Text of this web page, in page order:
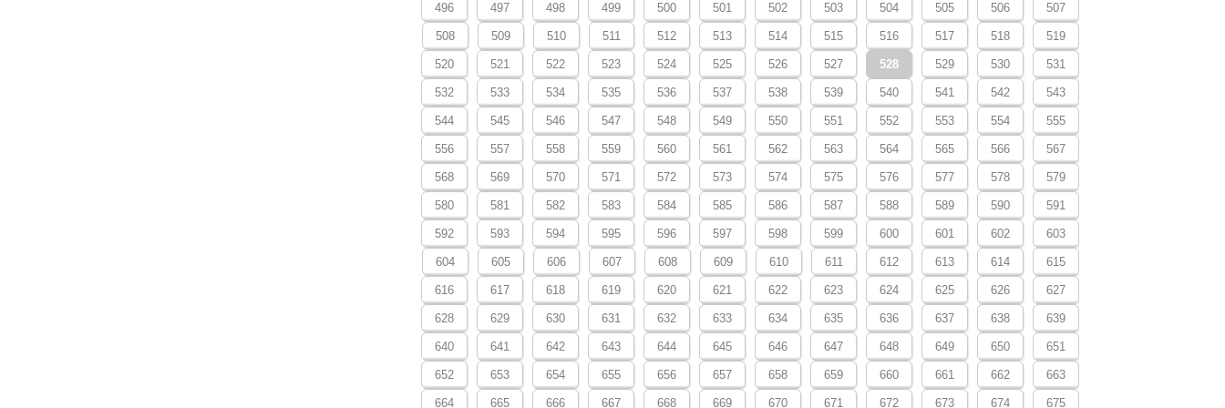
496 497 498 499 500 501 502 503 504 505 506 507
508 509 510 511 512 513 514 515 516 517 518 519
520 521 522 523 524 525 526 527 528 529 530 531
532 533 534 535 536 537 538 539 540 541 542 543
544 545 546 547 548 549 550 551 552 553 554 555
556 557 558 559 560 561 562 563 564 565 566 567
568 569 570 571 572 573 574 575 576 577 578 579
580 581 582 583 584 585 586 587 588 589 590 591
592 593 594 595 596 597 598 599 600 601 602 603
604 605 606 607 608 609 610 611 612 613 614 615
616 617 618 619 620 621 622 623 624 625 626 627
628 629 630 631 632 633 634 635 636 637 638 639
640 641 642 643 644 645 646 647 648 649 650 651
652 653 654 655 656 657 658 659 660 661 662 663
664 665 666 667 668 669 670 671 672 673 674 675